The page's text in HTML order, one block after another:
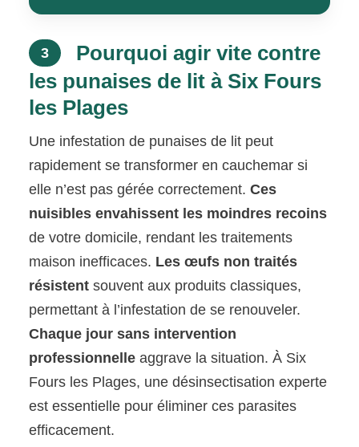
3
Pourquoi agir vite contre
les punaises de lit à Six Fours
les Plages
Une infestation de punaises de lit peut
rapidement se transformer en cauchemar si
elle n’est pas gérée correctement.Ces
nuisibles envahissent les moindres recoins
de votre domicile, rendant les traitements
maison inefficaces. Les œufs non traités
résistent souvent aux produits classiques,
permettant à l’infestation de se renouveler.
Chaque jour sans intervention
professionnelle aggrave la situation. À Six
Fours les Plages, une désinsectisation experte
est essentielle pour éliminer ces parasites
efficacement.